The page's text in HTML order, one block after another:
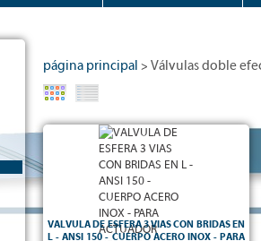
página principal > Válvulas doble
VALVULA DE ESFERA 3 VIAS CON BRIDAS EN
L - ANSI 150 - CUERPO ACERO INOX - PARA